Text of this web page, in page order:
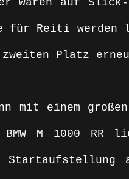
waren auf Slick-
für Reiti werden
Platz
mit einem
M 1000
Startaufstellung